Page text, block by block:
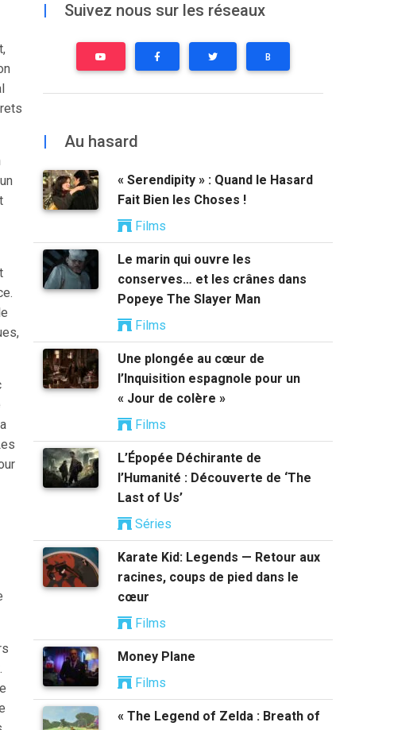
| Suivez nous sur les réseaux
B
| Au hasard
« Serendipity » : Quand le Hasard
Fait Bien les Choses !
Films
Le marin qui ouvre les
conserves… et les crânes dans
Popeye The Slayer Man
Films
Une plongée au cœur de
l’Inquisition espagnole pour un
« Jour de colère »
Films
L’Épopée Déchirante de
l’Humanité : Découverte de ‘The
Last of Us’
Séries
Karate Kid: Legends — Retour aux
racines, coups de pied dans le
cœur
Films
Money Plane
Films
« The Legend of Zelda : Breath of